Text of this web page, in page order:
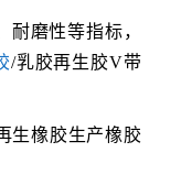
磨性等指标，
/乳胶再生胶V带
生橡胶生产橡胶